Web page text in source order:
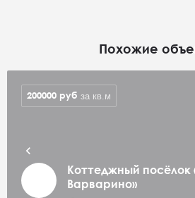
Похожие
Коттеджный посёлок
Варварино»
200000 руб за кв.м